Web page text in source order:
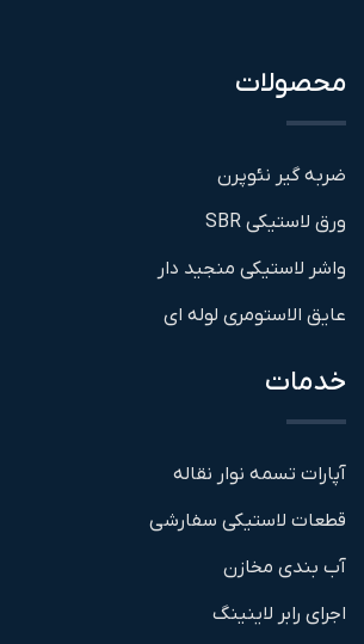
محصولات
ضربه گیر نئوپرن
ورق لاستیکی SBR
واشر لاستیکی منجید دار
عایق الاستومری لوله ای
خدمات
آپارات تسمه نوار نقاله
قطعات لاستیکی سفارشی
آب بندی مخازن
اجرای رابر لاینینگ